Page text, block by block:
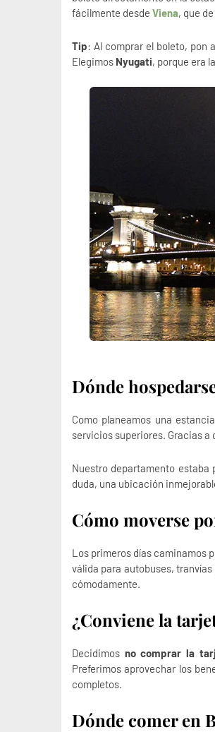
fácilmente desde Viena, que
Tip: Al comprar el boleto, pon
Elegimos Nyugati, porque era
Dónde
Como planeamos una
servicios superiores. Gracias a
Nuestro departamento estaba
duda, una ubicación
Cómo moverse
Los primeros días caminamos
válida para autobuses,
cómodamente.
¿Conviene la
Decidimos no comprar la
Preferimos aprovechar los
completos.
Dónde comer en